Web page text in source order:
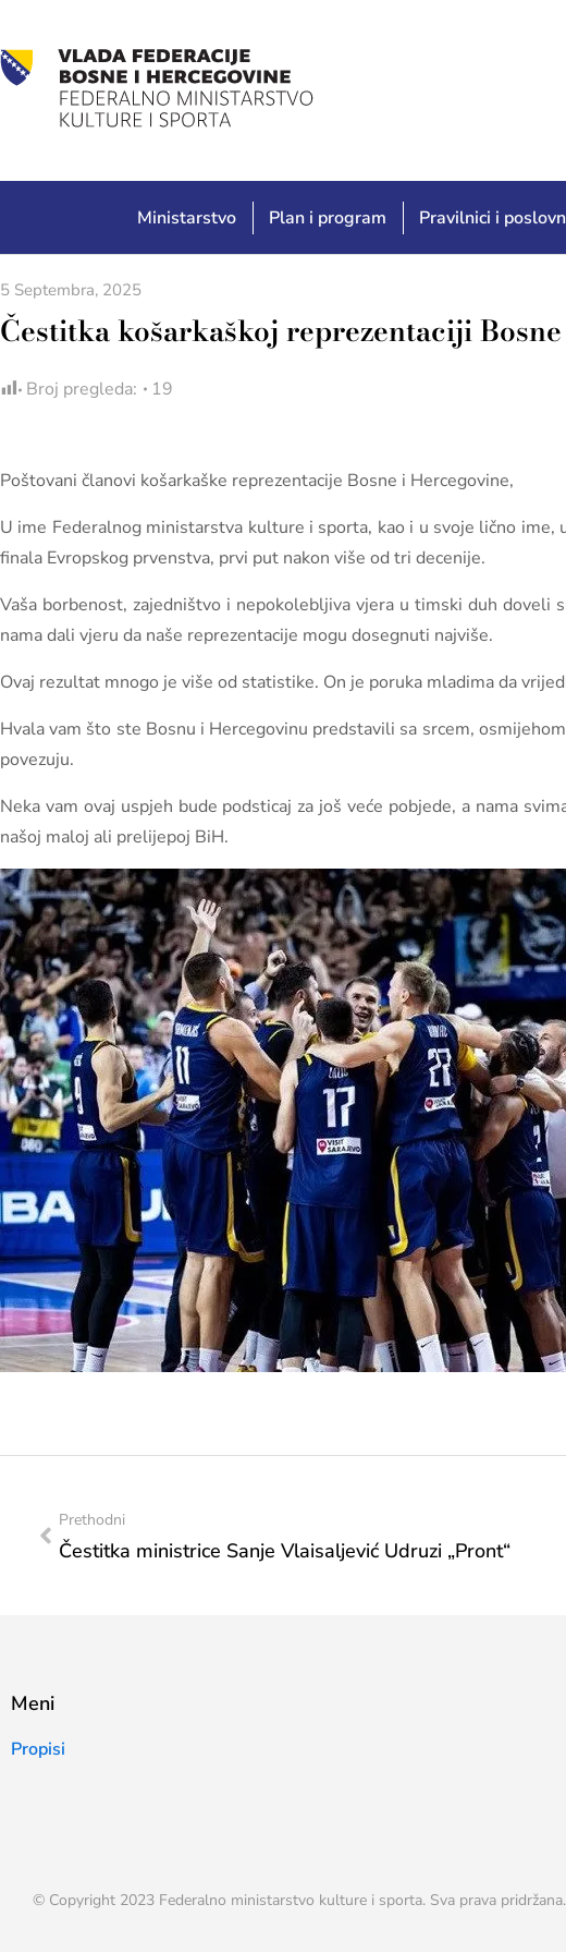
Ministarstvo Plan i program Pravilnici i
5 Septembra, 2025
Čestitka košarkaškoj reprezentaciji
Broj pregleda: 19
Poštovani članovi košarkaške reprezentacije Bosne i Hercegovine,
U ime Federalnog ministarstva kulture i sporta, kao i u svoje lično
finala Evropskog prvenstva, prvi put nakon više od tri decenije.
Vaša borbenost, zajedništvo i nepokolebljiva vjera u timski duh doveli
nama dali vjeru da naše reprezentacije mogu dosegnuti najviše.
Ovaj rezultat mnogo je više od statistike. On je poruka mladima da
Hvala vam što ste Bosnu i Hercegovinu predstavili sa srcem,
povezuju.
Neka vam ovaj uspjeh bude podsticaj za još veće pobjede, a nama
našoj maloj ali prelijepoj BiH.
Prethodni
Čestitka ministrice Sanje Vlaisaljević Udruzi „Pront“
Meni
Propisi
© Copyright 2023 Federalno ministarstvo kulture i sporta. Sva prava pridržana.